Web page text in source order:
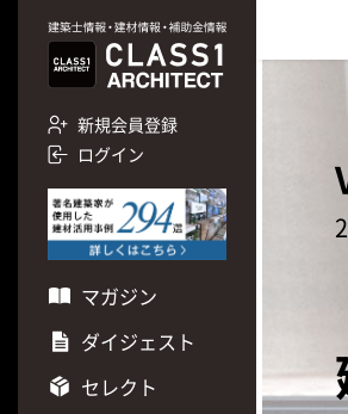
新規会員登録
ログイン
マガジン
ダイジェスト
セレクト